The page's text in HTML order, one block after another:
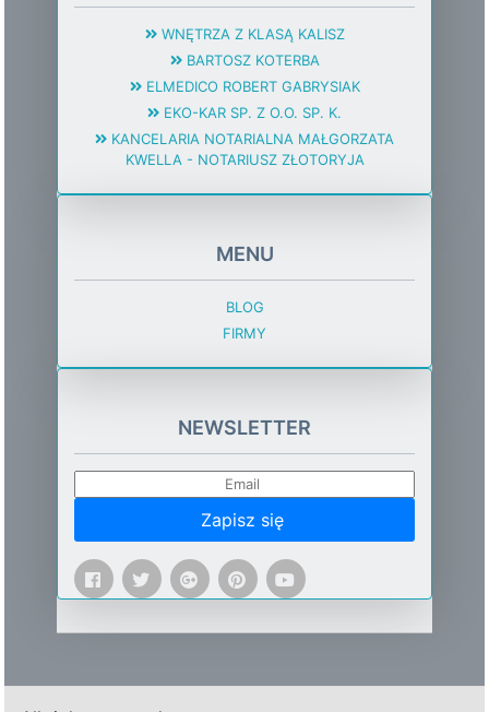
WNĘTRZA Z KLASĄ KALISZ
BARTOSZ KOTERBA
ELMEDICO ROBERT GABRYSIAK
EKO-KAR SP. Z O.O. SP. K.
KANCELARIA NOTARIALNA MAŁGORZATA
KWELLA - NOTARIUSZ ZŁOTORYJA
MENU
BLOG
FIRMY
NEWSLETTER
Zapisz się